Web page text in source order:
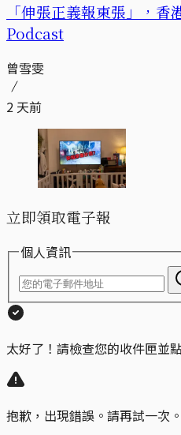
「伸張正義報東張」，
Podcast
曾雪雯
2 天前
立即領取電子報
個人資訊
太好了！請檢查您的收件匣並
抱歉，出現錯誤。請再試一次。